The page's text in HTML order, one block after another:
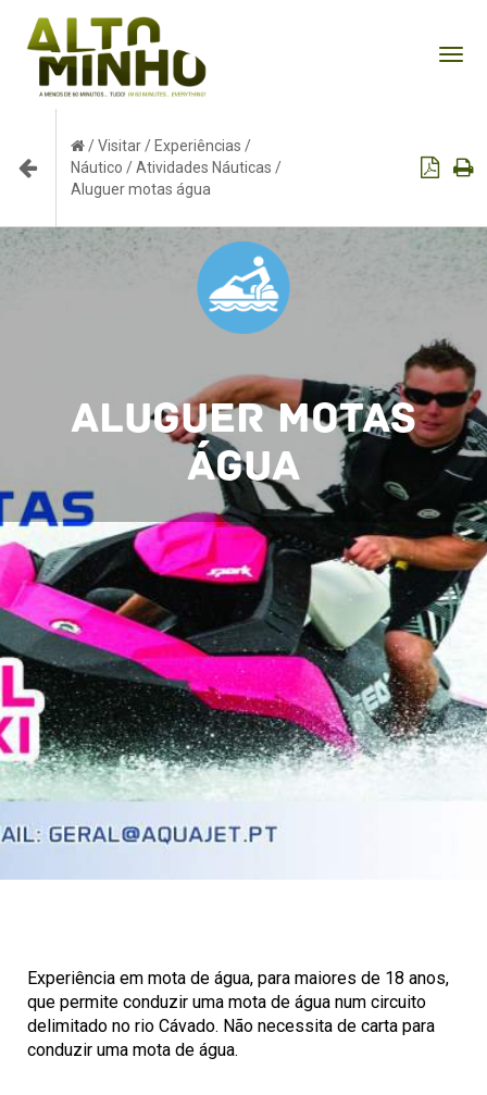
/Visitar/ Experiências /
Náutico /Atividades Náuticas /
Aluguer motas água
Aluguer motas
água
Experiência em mota de água, para maiores de 18 anos,
que permite conduzir uma mota de água num circuito
delimitado no rio Cávado. Não necessita de carta para
conduzir uma mota de água.